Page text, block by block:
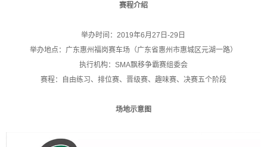
赛程介绍
举办时间：2019年6月27日-29日
举办地点：广东惠州福岗赛车场（广东省惠州市惠城区元湖一路）
执行机构：SMA飘移争霸赛组委会
赛程：自由练习、排位赛、晋级赛、趣味赛、决赛五个阶段
场地示意图